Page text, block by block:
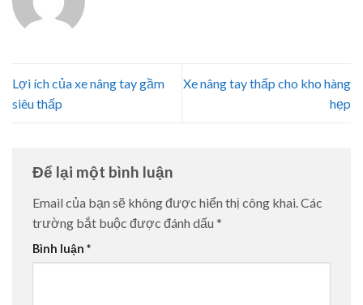
Lợi ích của xe nâng tay gầm
siêu thấp
Xe nâng tay thấp cho kho hàng
hẹp
Để lại một bình luận
Email của bạn sẽ không được hiển thị công khai. Các
trường bắt buộc được đánh dấu *
Bình luận *